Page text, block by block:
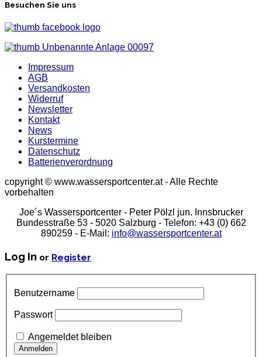
Besuchen Sie uns
Impressum
AGB
Versandkosten
Widerruf
Newsletter
Kontakt
News
Kurstermine
Datenschutz
Batterienverordnung
copyright © www.wassersportcenter.at - Alle Rechte
vorbehalten
Joe´s Wassersportcenter - Peter Pölzl jun. Innsbrucker
Bundesstraße 53 - 5020 Salzburg - Telefon: +43 (0) 662
890259 - E-Mail: info@wassersportcenter.at
Log In or Register
Benutzername
Passwort
Angemeldet bleiben